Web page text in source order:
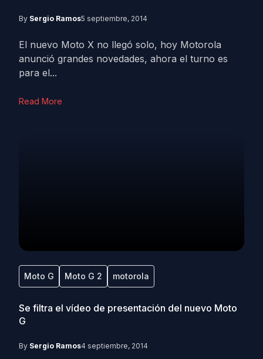
By Sergio Ramos5 septiembre, 2014
El nuevo Moto X no llegó solo, hoy Motorola
anunció grandes novedades, ahora el turno es
para el...
Read More
Moto G Moto G 2 motorola
Se filtra el vídeo de presentación del nuevo Moto
G
By Sergio Ramos4 septiembre, 2014